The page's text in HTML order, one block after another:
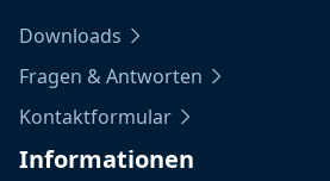
Downloads
Fragen & Antworten
Kontaktformular
Informationen